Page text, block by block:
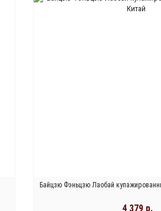
Байцзю Фэньцзю Лаобай
4 379 р.